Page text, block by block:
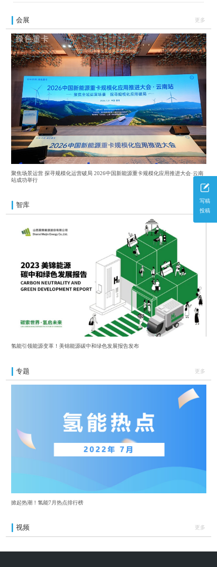
写稿
投稿
兴国际氢能示范区、北京稳力科技有限公司、
和刘乃波及有关部门负责同志陪同。于久彦表
示，此次考察学习拓宽了我旗氢能产业发展的
构思，明确了方向。
会展 更多
聚焦场景运营 探寻规模化运营破局 2026中国新能源重卡规模化应用推进大会·云南
站成功举行
智库 更多
氢能引领能源变革！美锦能源碳中和绿色发展报告发布
专题 更多
掀起热潮！氢能7月热点排行榜
视频 更多